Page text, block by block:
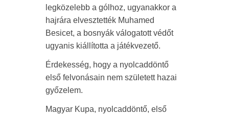
legközelebb a gólhoz, ugyanakkor a
hajrára elvesztették Muhamed
Besicet, a bosnyák válogatott védőt
ugyanis kiállította a játékvezető.
Érdekesség, hogy a nyolcaddöntő
első felvonásain nem született hazai
győzelem.
Magyar Kupa, nyolcaddöntő, első